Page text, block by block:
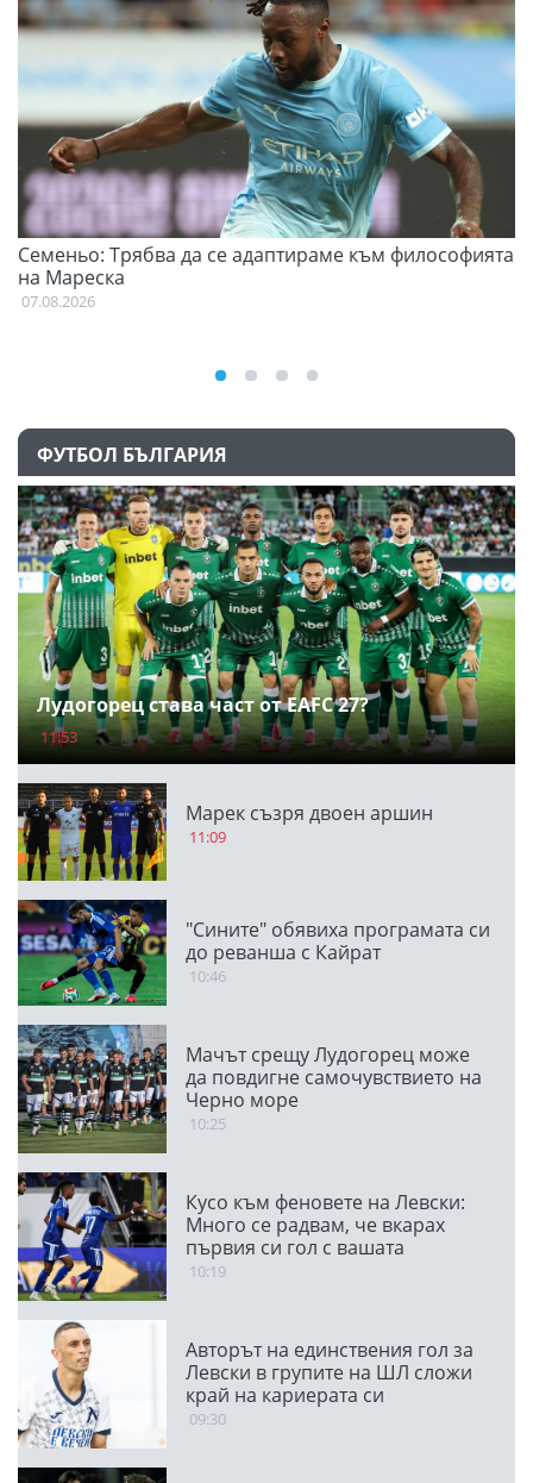
Семеньо: Трябва да се адаптираме към философията
на Мареска
07.08.2026
ФУТБОЛ БЪЛГАРИЯ
Лудогорец става част от EAFC 27?
11:53
Марек съзря двоен аршин
11:09
"Сините" обявиха програмата си
до реванша с Кайрат
10:46
Мачът срещу Лудогорец може
да повдигне самочувствието на
Черно море
10:25
Кусо към феновете на Левски:
Много се радвам, че вкарах
първия си гол с вашата
подкрепа
10:19
Авторът на единствения гол за
Левски в групите на ШЛ сложи
край на кариерата си
09:30